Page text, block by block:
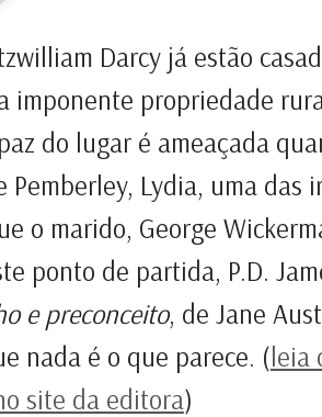
Darcy já estão
imponente propriedade
do lugar é ameaçada
Lydia, uma das
o marido, George
ponto de partida, P.D.
e preconceito, de Jane
nada é o que parece. (leia
site da editora)